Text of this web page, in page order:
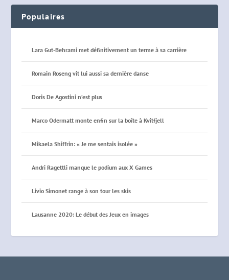
Populaires
Lara Gut-Behrami met définitivement un terme à sa carrière
Romain Roseng vit lui aussi sa dernière danse
Doris De Agostini n’est plus
Marco Odermatt monte enfin sur la boîte à Kvitfjell
Mikaela Shiffrin: « Je me sentais isolée »
Andri Ragettli manque le podium aux X Games
Livio Simonet range à son tour les skis
Lausanne 2020: Le début des Jeux en images